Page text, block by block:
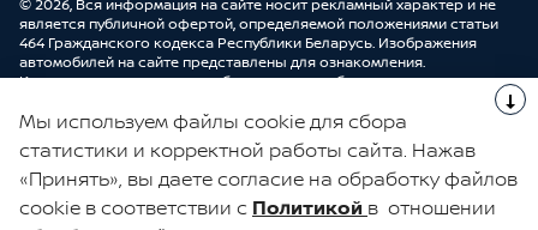
© 2026, Вся информация на сайте носит рекламный характер и не
является публичной офертой, определяемой положениями статьи
464 Гражданского кодекса Республики Беларусь. Изображения
автомобилей на сайте представлены для ознакомления.
Комплектации и цены могут быть изменены без предварительного
автоцентре ООО “ДрайвМоторс”.
ЭЛЕКТРОННАЯ КНИГА ОТЗЫВОВ
Мы используем файлы cookie для сбора
статистики и корректной работы сайта. Нажав
«Принять», вы даете согласие на обработку файлов
cookie в соответствии с Политикой в отношении